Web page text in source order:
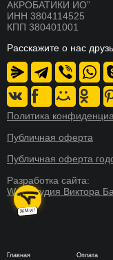
Главная Оплата
Никита Гончаров
Система лояльности
Новости
Пресс-центр
Дипломы и
Контакты
Реквизиты
ХИП ХОП
СКОРО
СКОРО
АКТЕРСКОЕ
СКОРО
СТРЕТЧИНГ
СКОРО
ФИТНЕС ТАНЦЫ
АКРОБАТИКИ ИО”
ИНН 3804114525
КПП 380401001
Расскажите о нас
Политика
Публичная оферта
Публичная оферта
Разработка сайта:
Web-студия Виктора